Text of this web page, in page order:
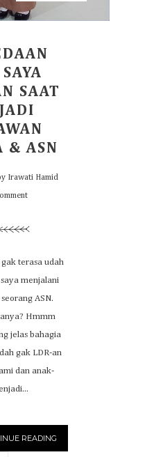
SAAT
& ASN
Irawati Hamid
terasa udah
menjalani
ASN.
Hmmm
jelas bahagia
gak LDR-an
dan anak-
READING